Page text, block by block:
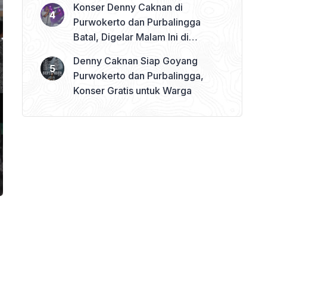
Konser Denny Caknan di
Purwokerto dan Purbalingga
Batal, Digelar Malam Ini di
Denny Caknan Siap Goyang
Purwokerto dan Purbalingga,
Konser Gratis untuk Warga